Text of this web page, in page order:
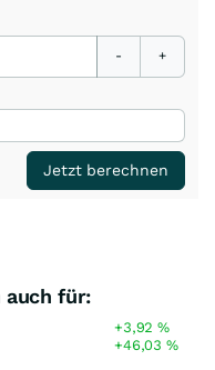
- +
Jetzt berechnen
auch für:
+3,92%
+46,03%